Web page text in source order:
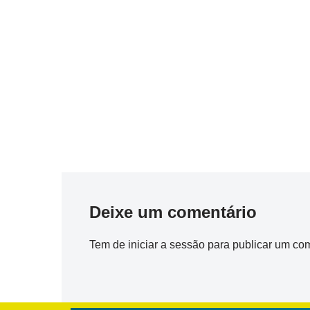
Deixe um comentário
Tem de iniciar a sessão para publicar um